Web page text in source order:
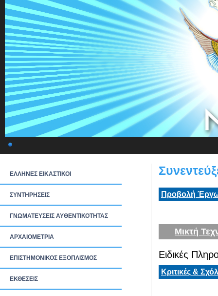
ΕΛΛΗΝΕΣ ΕΙΚΑΣΤΙΚΟΙ
ΣΥΝΤΗΡΗΣΕΙΣ
ΓΝΩΜΑΤΕΥΣΕΙΣ ΑΥΘΕΝΤΙΚΟΤΗΤΑΣ
ΑΡΧΑΙΟΜΕΤΡΙΑ
ΕΠΙΣΤΗΜΟΝΙΚΟΣ ΕΞΟΠΛΙΣΜΟΣ
ΕΚΘΕΣΕΙΣ
Προβολή
Μικτή
Ειδικές
Κριτικές &